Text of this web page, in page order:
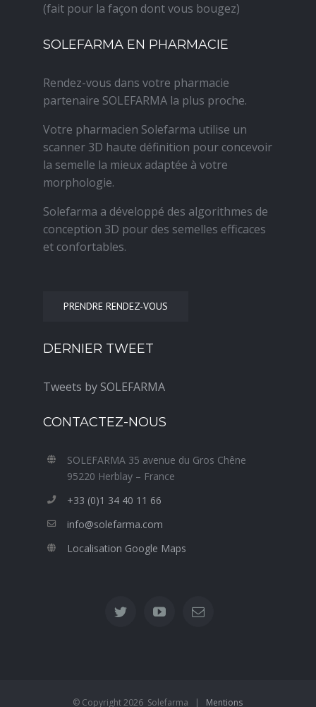
(fait pour la façon dont vous bougez)
SOLEFARMA EN PHARMACIE
Rendez-vous dans votre pharmacie
partenaire SOLEFARMA la plus proche.
Votre pharmacien Solefarma utilise un
scanner 3D haute définition pour concevoir
la semelle la mieux adaptée à votre
morphologie.
Solefarma a développé des algorithmes de
conception 3D pour des semelles efficaces
et confortables.
PRENDRE RENDEZ-VOUS
DERNIER TWEET
Tweets by SOLEFARMA
CONTACTEZ-NOUS
SOLEFARMA 35 avenue du Gros Chêne
95220 Herblay – France
+33 (0)1 34 40 11 66
info@solefarma.com
Localisation Google Maps
© Copyright2026 Solefarma | Mentions